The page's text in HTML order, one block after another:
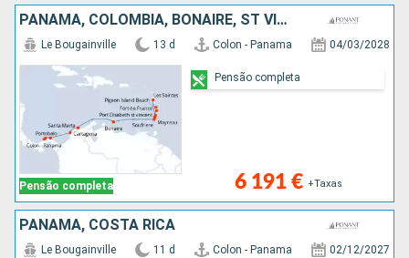
PANAMA, COLÔMBIA, BONAIRE, ST VINCENT E GRENADINES, SANTA LÚCIA, GUADALUPE, MARTINICA
Pensão completa
Le Bougainville 13 d Colon - Panama 04/03/2028
6 191 € +Taxas
Pensão completa
PANAMA, COSTA RICA
Le Bougainville 11 d Colon - Panama 02/12/2027